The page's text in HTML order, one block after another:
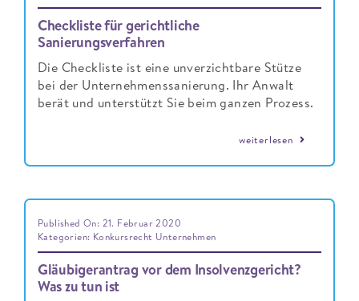
Checkliste für gerichtliche
Sanierungsverfahren
Die Checkliste ist eine unverzichtbare Stütze
bei der Unternehmenssanierung. Ihr Anwalt
berät und unterstützt Sie beim ganzen Prozess.
weiterlesen
Published On: 21. Februar 2020
Kategorien: Konkursrecht Unternehmen
Gläubigerantrag vor dem Insolvenzgericht?
Was zu tun ist